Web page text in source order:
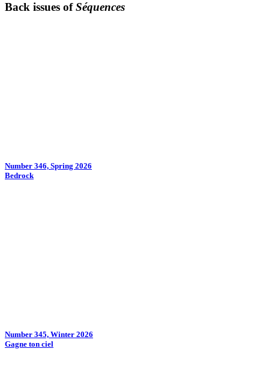
Back issues ofSéquences
Number 346, Spring 2026
Bedrock
Number 345, Winter 2026
Gagne ton ciel